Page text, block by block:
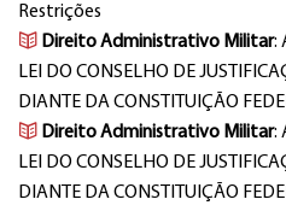
Restrições
Direito Administrativo Militar:
LEI DO CONSELHO DE
DIANTE DA CONSTITUIÇÃO
Direito Administrativo Militar:
LEI DO CONSELHO DE
DIANTE DA CONSTITUIÇÃO